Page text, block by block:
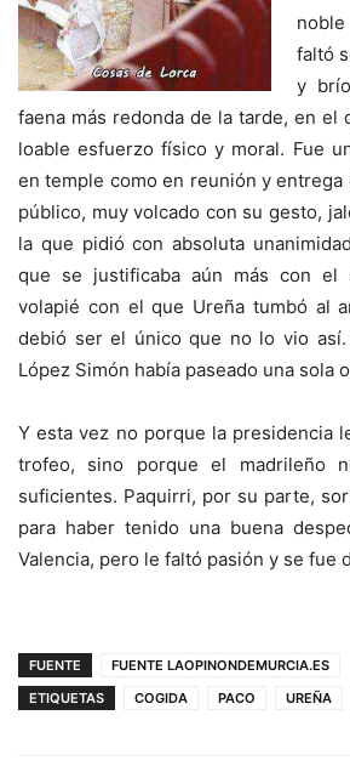
faltó
y
faena más redonda de la tarde, en el
loable esfuerzo físico y moral. Fue
en temple como en reunión y entrega
público, muy volcado con su gesto,
la que pidió con absoluta
que se justificaba aún más con el
volapié con el que Ureña tumbó al
debió ser el único que no lo vio
López Simón había paseado una sola
Y esta vez no porque la presidencia
trofeo, sino porque el madrileño
suficientes. Paquirri, por su parte,
para haber tenido una buena
Valencia, pero le faltó pasión y se fue
FUENTE
FUENTE LAOPINONDEMURCIA.ES
ETIQUETAS
COGIDA PACO UREÑA